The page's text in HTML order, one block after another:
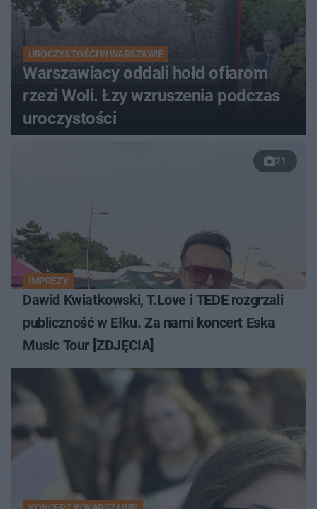
UROCZYSTOŚCI W WARSZAWIE
Warszawiacy oddali hołd ofiarom
rzezi Woli. Łzy wzruszenia podczas
uroczystości
21
IMPREZY
Dawid Kwiatkowski, T.Love i TEDE rozgrzali
publiczność w Ełku. Za nami koncert Eska
Music Tour [ZDJĘCIA]